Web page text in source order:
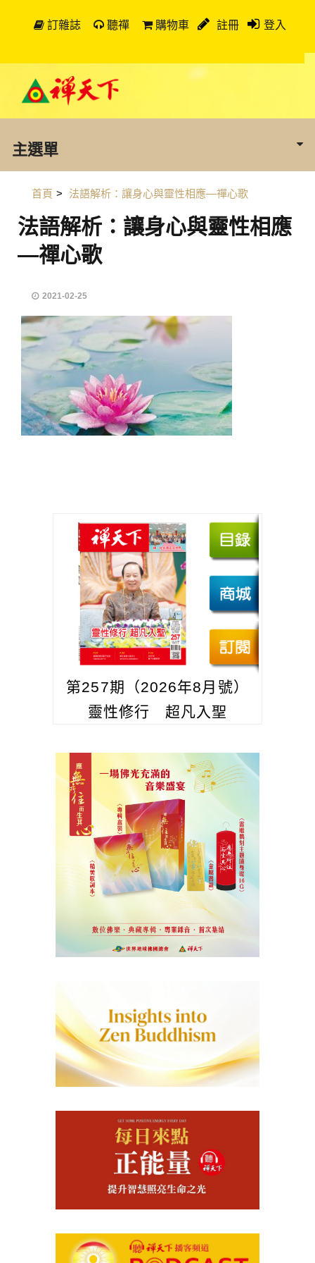
訂雜誌 聽禪 購物車 註冊 登入
主選單
首頁 > 法語解析：讓身心與靈性相應—禪心歌
法語解析：讓身心與靈性相應
—禪心歌
2021-02-25
第257期（2026年8月號）
靈性修行 超凡入聖